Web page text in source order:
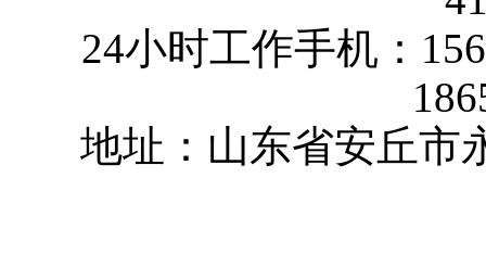
24小时工作手机：
地址：山东省安丘